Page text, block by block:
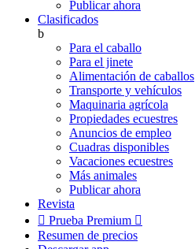
Publicar ahora
Clasificados
b
Para el caballo
Para el jinete
Alimentación de caballos
Transporte y vehículos
Maquinaria agrícola
Propiedades ecuestres
Anuncios de empleo
Cuadras disponibles
Vacaciones ecuestres
Más animales
Publicar ahora
Revista
 Prueba Premium 
Resumen de precios